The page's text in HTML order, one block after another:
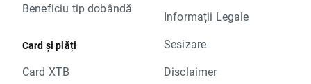
Beneficiu tip dobândă
Card și plăți
Card XTB
Informații Legale
Sesizare
Disclaimer